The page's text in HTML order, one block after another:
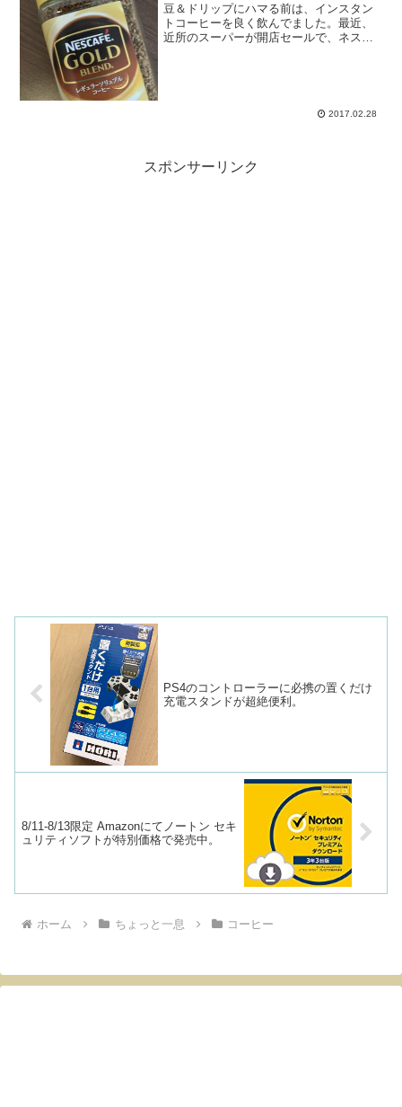
豆＆ドリップにハマる前は、インスタン
トコーヒーを良く飲んでました。最近、
近所のスーパーが開店セールで、ネスカ
2017.02.28
スポンサーリンク
PS4のコントローラーに必携の置くだけ
充電スタンドが超絶便利。
8/11-8/13限定 Amazonにてノートン セキ
ュリティソフトが特別価格で発売中。
ホーム ちょっと一息 コーヒー